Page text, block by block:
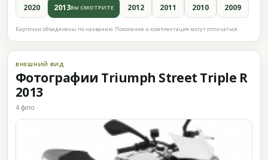
2020 2013ВЫ СМОТРИТЕ 2012 2011 2010 2009
Карточки объединены по названию. Поколение и комплектация могут отличаться.
ВНЕШНИЙ ВИД
Фотографии Triumph Street Triple R
2013
4 фото